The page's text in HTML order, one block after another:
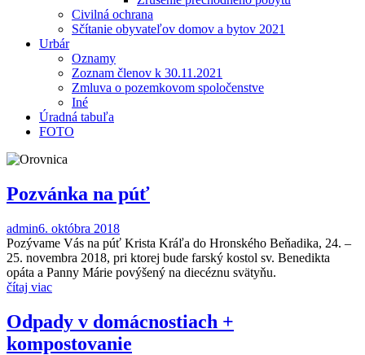
Civilná ochrana
Sčítanie obyvateľov domov a bytov 2021
Urbár
Oznamy
Zoznam členov k 30.11.2021
Zmluva o pozemkovom spoločenstve
Iné
Úradná tabuľa
FOTO
Pozvánka na púť
admin6. októbra 2018
Pozývame Vás na púť Krista Kráľa do Hronského Beňadika, 24. –
25. novembra 2018, pri ktorej bude farský kostol sv. Benedikta
opáta a Panny Márie povýšený na diecéznu svätyňu.
čítaj viac
Odpady v domácnostiach +
kompostovanie